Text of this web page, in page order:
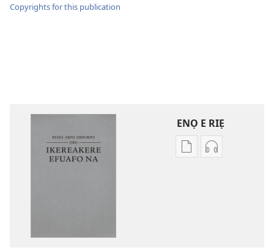
Copyrights for this publication
ENỌ E RIẸ
OghẹrẹOghẹrẹ